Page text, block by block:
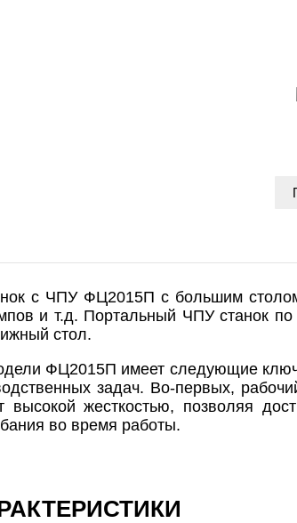
с ЧПУ ФЦ2015П с большим
и т.д. Портальный ЧПУ станок
стол.
ФЦ2015П имеет следующие
задач. Во-первых,
высокой жесткостью, позволяя
во время работы.